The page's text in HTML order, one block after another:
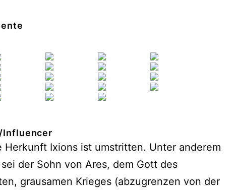
Influencer
Herkunft Ixions ist umstritten. Unter anderem
der Sohn von Ares, dem Gott des
grausamen Krieges (abzugrenzen von der